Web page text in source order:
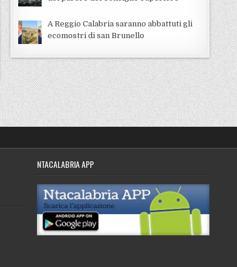
A Reggio Calabria saranno abbattuti gli
ecomostri di san Brunello
NTACALABRIA APP